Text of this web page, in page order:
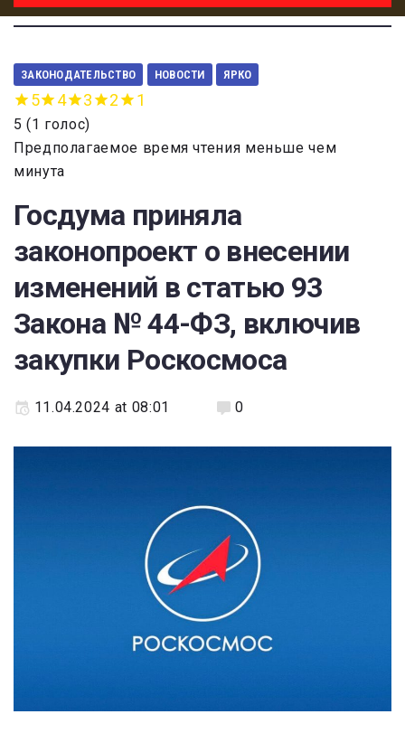
ЗАКОНОДАТЕЛЬСТВО НОВОСТИ ЯРКО
5 4 3 2 1
5 (1 голос)
Предполагаемое время чтения меньше чем
минута
Госдума приняла
законопроект о внесении
изменений в статью 93
Закона № 44-ФЗ, включив
закупки Роскосмоса
11.04.2024 at 08:01 0